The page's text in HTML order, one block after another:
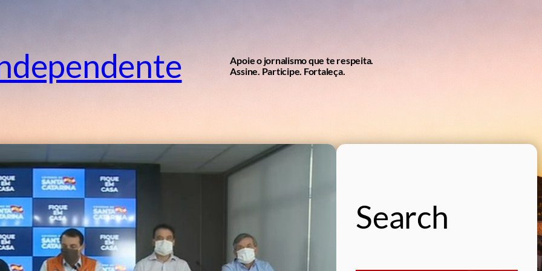
Apoie o jornalismo que te respeita.
Assine. Participe. Fortaleça.
Search